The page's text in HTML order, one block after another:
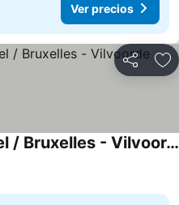
Ver precios
Compartir
Campanile Hotel Brussel / Bruxelles - Vilvoorde